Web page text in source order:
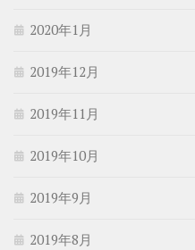
2020年1月
2019年12月
2019年11月
2019年10月
2019年9月
2019年8月